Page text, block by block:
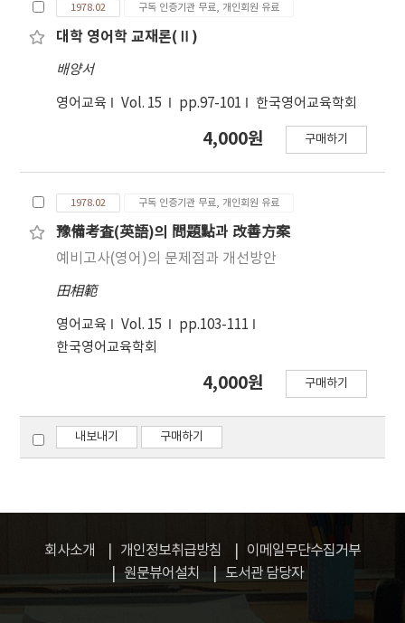
1978.02 구독 인증기관 무료, 개인회원 유료
대학 영어학 교재론(Ⅱ)
배양서
영어교육 Vol. 15 pp.97-101 한국영어교육학회
4,000원 구매하기
1978.02 구독 인증기관 무료, 개인회원 유료
豫備考査(英語)의 問題點과 改善方案
예비고사(영어)의 문제점과 개선방안
田相範
영어교육 Vol. 15
pp.103-111
한국영어교육학회
4,000원 구매하기
내보내기 구매하기
회사소개 개인정보취급방침
이메일무단수집거부
원문뷰어설치
도서관 담당자